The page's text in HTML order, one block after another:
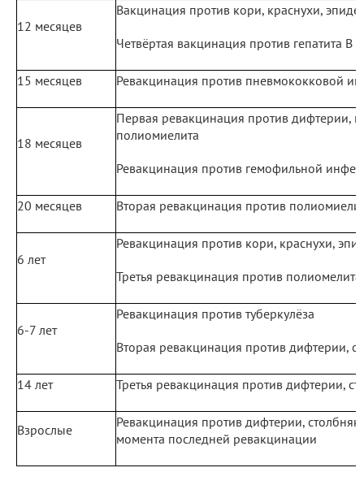
12 месяцев
Вакцинация против кори, краснухи,
Четвёртая вакцинация против гепатита В
15 месяцев Ревакцинация против пневмококковой
18 месяцев
Первая ревакцинация против дифтерии,
полиомиелита
Ревакцинация против гемофильной
20 месяцев Вторая ревакцинация против
6 лет
Ревакцинация против кори, краснухи,
Третья ревакцинация против полиомелита
6-7 лет
Ревакцинация против туберкулёза
Вторая ревакцинация против дифтерии,
14 лет Третья ревакцинация против дифтерии,
Взрослые
Ревакцинация против дифтерии,
момента последней ревакцинации